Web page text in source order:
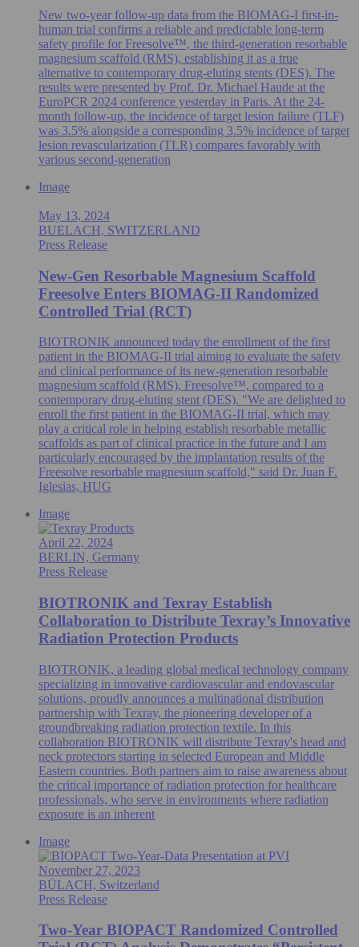
New two-year follow-up data from the BIOMAG-I first-in-
human trial confirms a reliable and predictable long-term
safety profile for Freesolve™, the third-generation resorbable
magnesium scaffold (RMS), establishing it as a true
alternative to contemporary drug-eluting stents (DES). The
results were presented by Prof. Dr. Michael Haude at the
EuroPCR 2024 conference yesterday in Paris. At the 24-
month follow-up, the incidence of target lesion failure (TLF)
was 3.5% alongside a corresponding 3.5% incidence of target
lesion revascularization (TLR) compares favorably with
various second-generation
Image
May 13, 2024
BUELACH, SWITZERLAND
Press Release
New-Gen Resorbable Magnesium Scaffold
Freesolve Enters BIOMAG-II Randomized
Controlled Trial (RCT)
BIOTRONIK announced today the enrollment of the first
patient in the BIOMAG-II trial aiming to evaluate the safety
and clinical performance of its new-generation resorbable
magnesium scaffold (RMS), Freesolve™, compared to a
contemporary drug-eluting stent (DES). "We are delighted to
enroll the first patient in the BIOMAG-II trial, which may
play a critical role in helping establish resorbable metallic
scaffolds as part of clinical practice in the future and I am
particularly encouraged by the implantation results of the
Freesolve resorbable magnesium scaffold," said Dr. Juan F.
Iglesias, HUG
Image
April 22, 2024
BERLIN, Germany
Press Release
BIOTRONIK and Texray Establish
Collaboration to Distribute Texray’s Innovative
Radiation Protection Products
BIOTRONIK, a leading global medical technology company
specializing in innovative cardiovascular and endovascular
solutions, proudly announces a multinational distribution
partnership with Texray, the pioneering developer of a
groundbreaking radiation protection textile. In this
collaboration BIOTRONIK will distribute Texray's head and
neck protectors starting in selected European and Middle
Eastern countries. Both partners aim to raise awareness about
the critical importance of radiation protection for healthcare
professionals, who serve in environments where radiation
exposure is an inherent
Image
November 27, 2023
BÜLACH, Switzerland
Press Release
Two-Year BIOPACT Randomized Controlled